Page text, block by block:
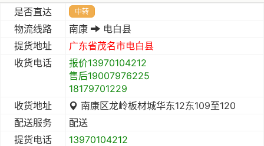
是否直达 中转
物流线路 南康
电白县
提货地址
广东省茂名市电白县
收货电话
报价13970104212
售后19007976225
18179701229
收货地址
南康区龙岭板材城华东12东109至120
配送服务
配送
提货电话
13970104212